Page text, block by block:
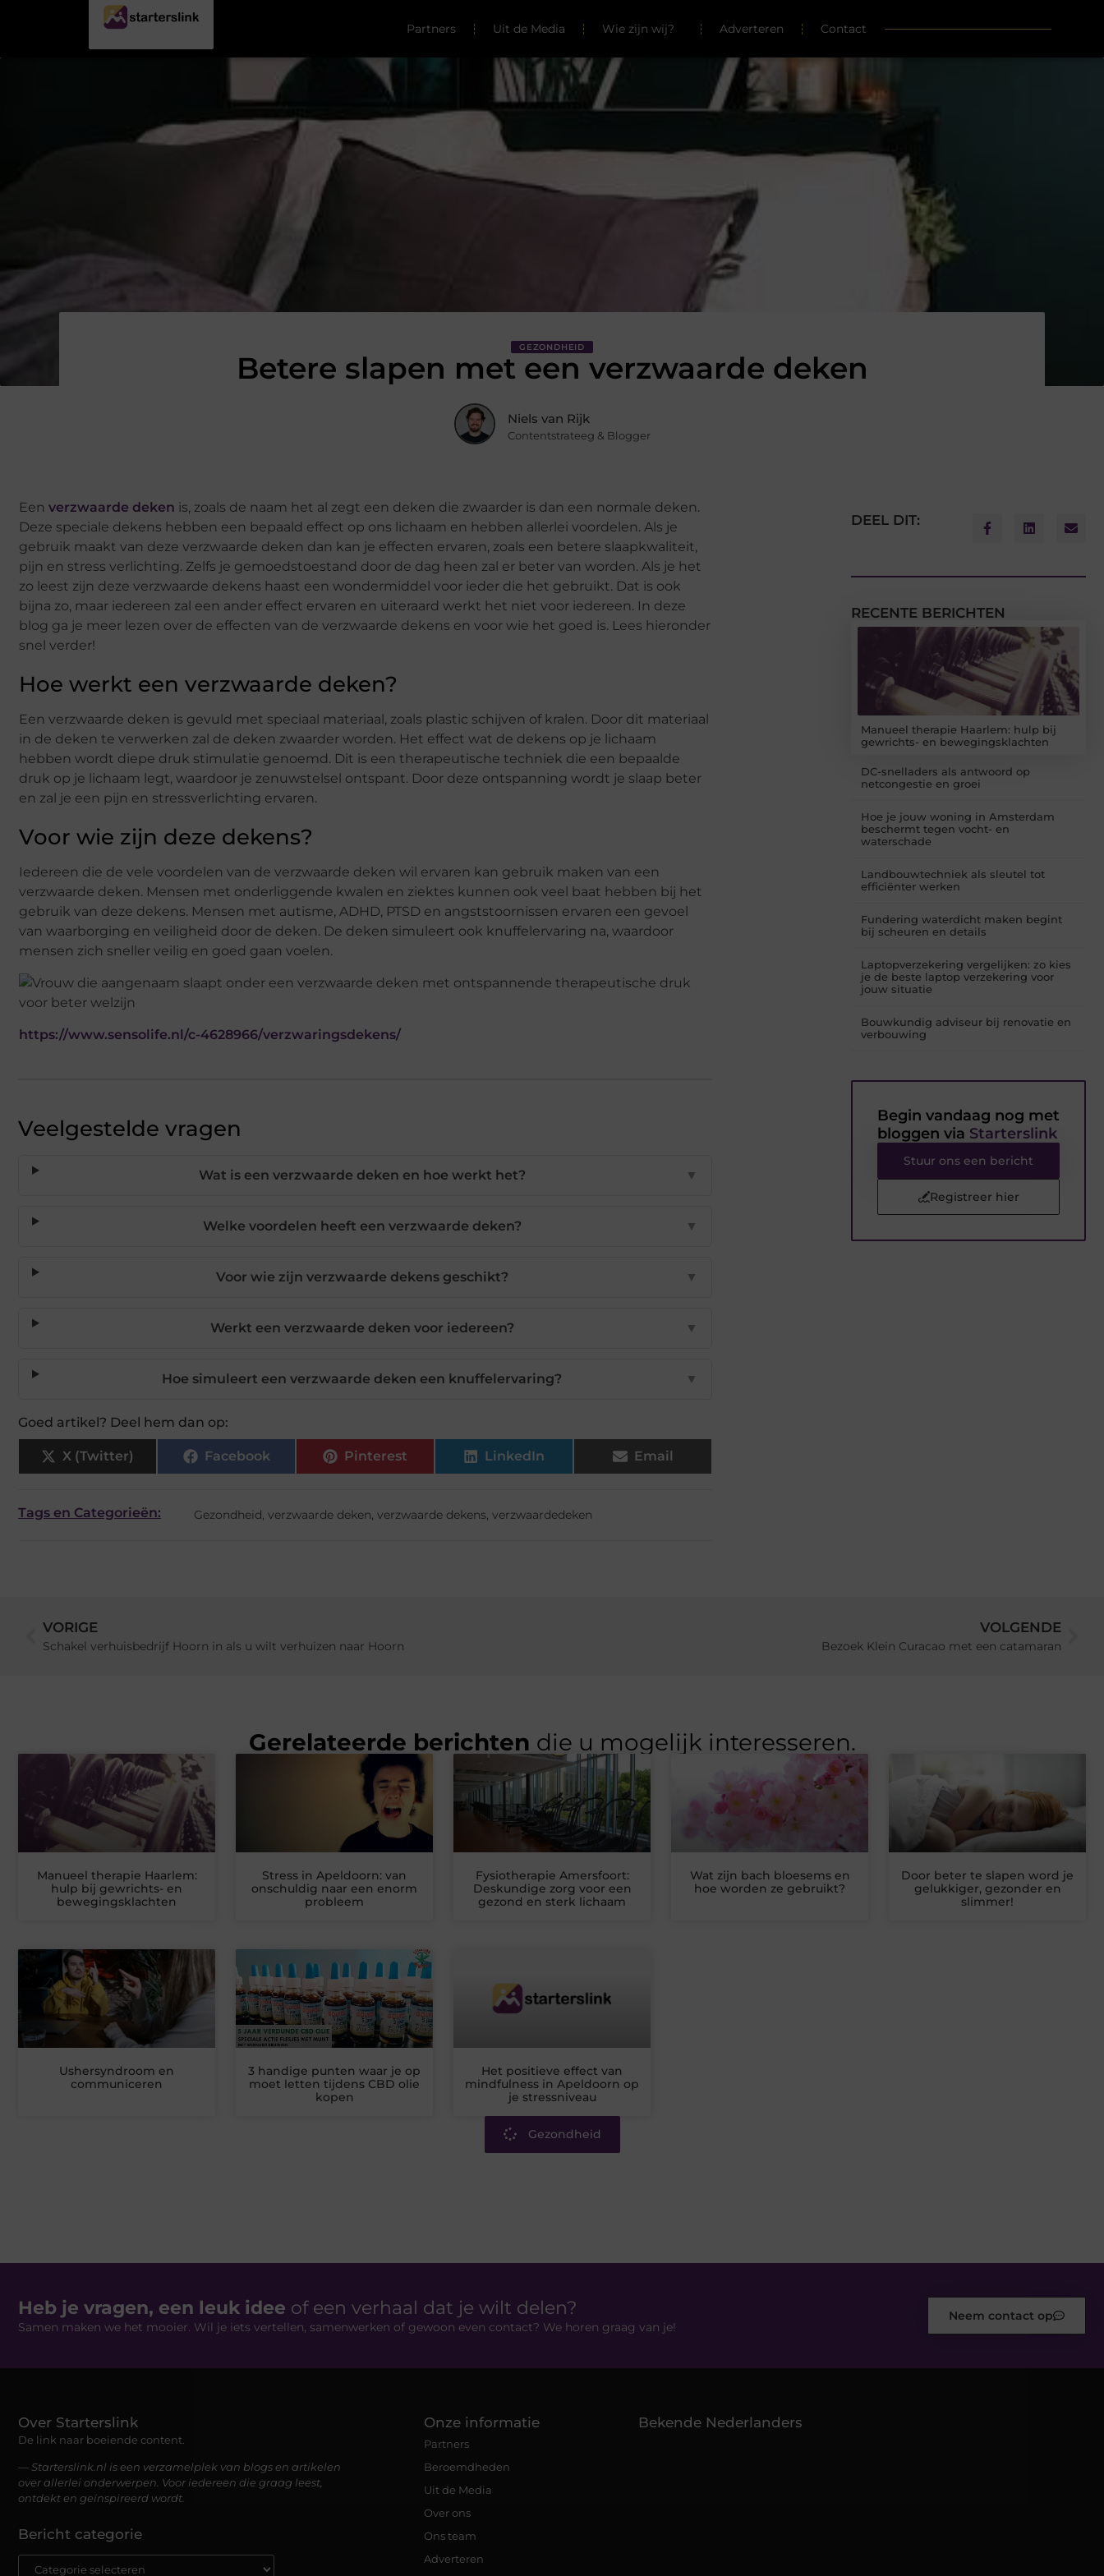
Partners Uit de Media Wie zijn wij? Adverteren Contact
GEZONDHEID
Betere slapen met een verzwaarde deken
Niels van Rijk
Contentstrateeg & Blogger
Een verzwaarde deken is, zoals de naam het al zegt een deken die zwaarder is dan een normale deken.
Deze speciale dekens hebben een bepaald effect op ons lichaam en hebben allerlei voordelen. Als je
gebruik maakt van deze verzwaarde deken dan kan je effecten ervaren, zoals een betere slaapkwaliteit,
pijn en stress verlichting. Zelfs je gemoedstoestand door de dag heen zal er beter van worden. Als je het
zo leest zijn deze verzwaarde dekens haast een wondermiddel voor ieder die het gebruikt. Dat is ook
bijna zo, maar iedereen zal een ander effect ervaren en uiteraard werkt het niet voor iedereen. In deze
blog ga je meer lezen over de effecten van de verzwaarde dekens en voor wie het goed is. Lees hieronder
snel verder!
Hoe werkt een verzwaarde deken?
Een verzwaarde deken is gevuld met speciaal materiaal, zoals plastic schijven of kralen. Door dit materiaal
in de deken te verwerken zal de deken zwaarder worden. Het effect wat de dekens op je lichaam
hebben wordt diepe druk stimulatie genoemd. Dit is een therapeutische techniek die een bepaalde
druk op je lichaam legt, waardoor je zenuwstelsel ontspant. Door deze ontspanning wordt je slaap beter
en zal je een pijn en stressverlichting ervaren.
Voor wie zijn deze dekens?
Iedereen die de vele voordelen van de verzwaarde deken wil ervaren kan gebruik maken van een
verzwaarde deken. Mensen met onderliggende kwalen en ziektes kunnen ook veel baat hebben bij het
gebruik van deze dekens. Mensen met autisme, ADHD, PTSD en angststoornissen ervaren een gevoel
van waarborging en veiligheid door de deken. De deken simuleert ook knuffelervaring na, waardoor
mensen zich sneller veilig en goed gaan voelen.
https://www.sensolife.nl/c-4628966/verzwaringsdekens/
Veelgestelde vragen
Wat is een verzwaarde deken en hoe werkt het? ▼
Welke voordelen heeft een verzwaarde deken? ▼
Voor wie zijn verzwaarde dekens geschikt? ▼
Werkt een verzwaarde deken voor iedereen? ▼
Hoe simuleert een verzwaarde deken een knuffelervaring? ▼
Goed artikel? Deel hem dan op:
X (Twitter) Facebook Pinterest LinkedIn Email
Tags en Categorieën: Gezondheid, verzwaarde deken, verzwaarde dekens, verzwaardedeken
DEEL DIT:
RECENTE BERICHTEN
Manueel therapie Haarlem: hulp bij
gewrichts- en bewegingsklachten
DC-snelladers als antwoord op
netcongestie en groei
Hoe je jouw woning in Amsterdam
beschermt tegen vocht- en
waterschade
Landbouwtechniek als sleutel tot
efficiënter werken
Fundering waterdicht maken begint
bij scheuren en details
Laptopverzekering vergelijken: zo kies
je de beste laptop verzekering voor
jouw situatie
Bouwkundig adviseur bij renovatie en
verbouwing
Begin vandaag nog met
bloggen via Starterslink
Stuur ons een bericht
Registreer hier
VORIGE
Schakel verhuisbedrijf Hoorn in als u wilt verhuizen naar Hoorn
VOLGENDE
Bezoek Klein Curacao met een catamaran
Gerelateerde berichten die u mogelijk interesseren.
Manueel therapie Haarlem:
hulp bij gewrichts- en
bewegingsklachten
Stress in Apeldoorn: van
onschuldig naar een enorm
probleem
Fysiotherapie Amersfoort:
Deskundige zorg voor een
gezond en sterk lichaam
Wat zijn bach bloesems en
hoe worden ze gebruikt?
Door beter te slapen word je
gelukkiger, gezonder en
slimmer!
Ushersyndroom en
communiceren
3 handige punten waar je op
moet letten tijdens CBD olie
kopen
Het positieve effect van
mindfulness in Apeldoorn op
je stressniveau
Gezondheid
Heb je vragen, een leuk idee of een verhaal dat je wilt delen?
Samen maken we het mooier. Wil je iets vertellen, samenwerken of gewoon even contact? We horen graag van je!
Neem contact op
Over Starterslink
De link naar boeiende content.
— Starterslink.nl is een verzamelplek van blogs en artikelen
over allerlei onderwerpen. Voor iedereen die graag leest,
ontdekt en geïnspireerd wordt.
Bericht categorie
Onze informatie
Partners
Beroemdheden
Uit de Media
Over ons
Ons team
Adverteren
Bekende Nederlanders